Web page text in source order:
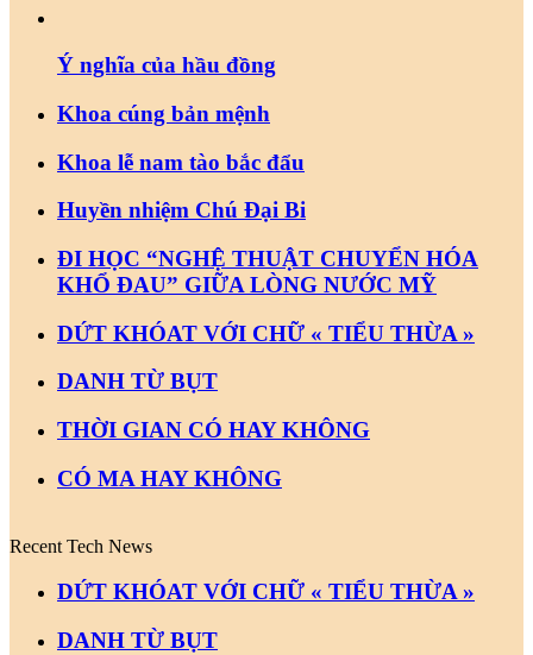
Ý nghĩa của hầu đồng
Khoa cúng bản mệnh
Khoa lễ nam tào bắc đẩu
Huyền nhiệm Chú Đại Bi
ĐI HỌC “NGHỆ THUẬT CHUYỂN HÓA
KHỔ ĐAU” GIỮA LÒNG NƯỚC MỸ
DỨT KHÓAT VỚI CHỮ « TIỂU THỪA »
DANH TỪ BỤT
THỜI GIAN CÓ HAY KHÔNG
CÓ MA HAY KHÔNG
Recent Tech News
DỨT KHÓAT VỚI CHỮ « TIỂU THỪA »
DANH TỪ BỤT